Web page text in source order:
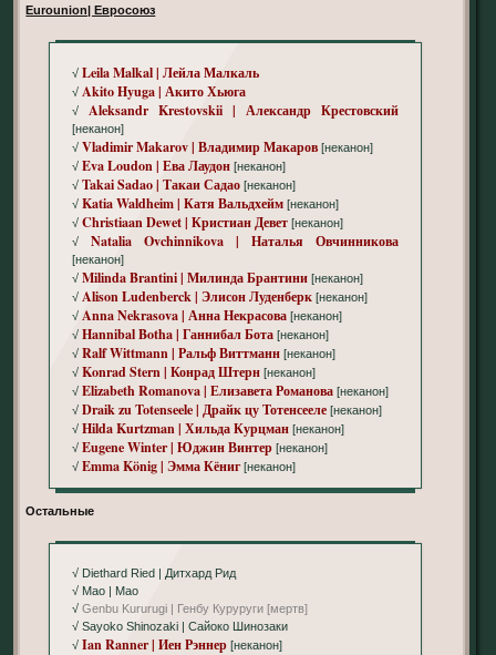
Eurounion| Евросоюз
√ Leila Malkal | Лейла Малкаль
√ Akito Hyuga | Акито Хьюга
√ Aleksandr Krestovskii | Александр Крестовский
[неканон]
√ Vladimir Makarov | Владимир Макаров[неканон]
√ Eva Loudon | Ева Лаудон[неканон]
√ Takai Sadao | Такаи Садао[неканон]
√ Katia Waldheim | Катя Вальдхейм[неканон]
√ Christiaan Dewet | Кристиан Девет[неканон]
√ Natalia Ovchinnikova | Наталья Овчинникова
[неканон]
√ Milinda Brantini | Милинда Брантини[неканон]
√ Alison Ludenberck | Элисон Луденберк[неканон]
√ Anna Nekrasova | Анна Некрасова[неканон]
√ Hannibal Botha | Ганнибал Бота[неканон]
√ Ralf Wittmann | Ральф Виттманн[неканон]
√ Konrad Stern | Конрад Штерн[неканон]
√ Elizabeth Romanova | Елизавета Романова[неканон]
√ Draik zu Totenseele | Драйк цу Тотенсееле[неканон]
√ Hilda Kurtzman | Хильда Курцман[неканон]
√ Eugene Winter | Юджин Винтер[неканон]
√ Emma König | Эмма Кёниг[неканон]
Остальные
√ Diethard Ried | Дитхард Рид
√ Mao | Mao
√ Genbu Kururugi | Генбу Куруруги [мертв]
√ Sayoko Shinozaki | Сайоко Шинозаки
√ Ian Ranner | Иен Рэннер[неканон]